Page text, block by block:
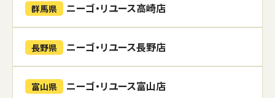
群馬県 ニーゴ・リユース高崎店
長野県 ニーゴ・リユース長野店
富山県 ニーゴ・リユース富山店